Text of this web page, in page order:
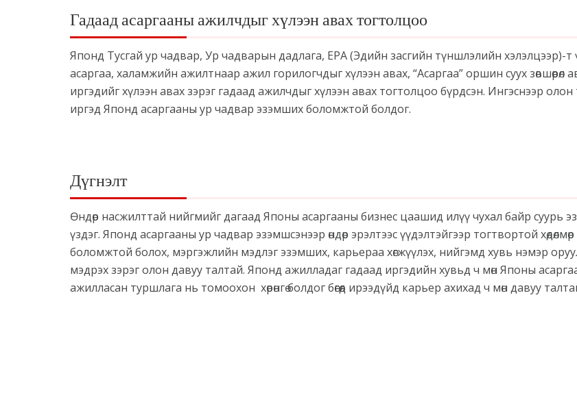
Гадаад асаргааны ажилчдыг хүлээн авах тогтолцоо
Японд Тусгай ур чадвар, Ур чадварын дадлага, EPA (Эдийн засгийн түншлэлийн хэлэлцээр)-т
асаргаа, халамжийн ажилтнаар ажил горилогчдыг хүлээн авах, “Асаргаа” оршин суух зөвшөөрөл
иргэдийг хүлээн авах зэрэг гадаад ажилчдыг хүлээн авах тогтолцоо бүрдсэн. Ингэснээр
иргэд Японд асаргааны ур чадвар эзэмших боломжтой болдог.
Дүгнэлт
Өндөр насжилттай нийгмийг дагаад Японы асаргааны бизнес цаашид илүү чухал байр суурь
үздэг. Японд асаргааны ур чадвар эзэмшсэнээр өндөр эрэлтээс үүдэлтэйгээр тогтвортой
боломжтой болох, мэргэжлийн мэдлэг эзэмших, карьераа хөгжүүлэх, нийгэмд хувь нэмэр
мэдрэх зэрэг олон давуу талтай. Японд ажилладаг гадаад иргэдийн хувьд ч мөн Японы
ажилласан туршлага нь томоохон хөрөнгө болдог бөгөөд ирээдүйд карьер ахихад ч мөн давуу